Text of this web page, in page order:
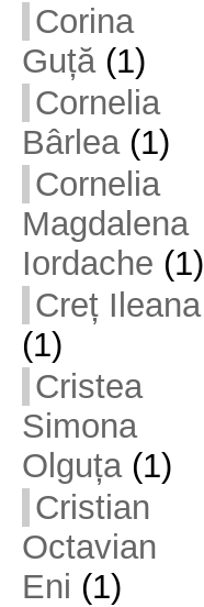
Corina
Guță(1)
Cornelia
Bârlea(1)
Cornelia
Magdalena
Iordache (1)
Creț Ileana
(1)
Cristea
Simona
Olguța(1)
Cristian
Octavian
Eni (1)